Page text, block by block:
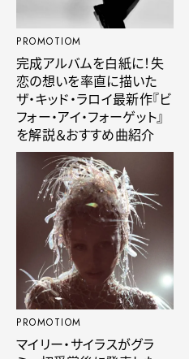
PROMOTIOM
完成アルバムを白紙に！失
恋の想いを率直に描いた
ザ・キッド・ラロイ最新作『ビ
フォー・アイ・フォーゲット』
を解説＆おすすめ曲紹介
PROMOTIOM
マイリー・サイラスがグラ